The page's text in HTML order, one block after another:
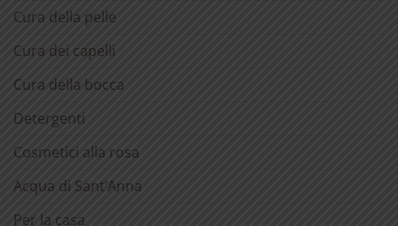
Cura della pelle
Cura dei capelli
Cura della bocca
Detergenti
Cosmetici alla rosa
Acqua di Sant’Anna
Per la casa